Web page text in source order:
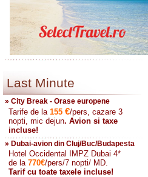
Last Minute
» City Break - Orase europene
Tarife de la 155 €/pers, cazare 3
nopti, mic dejun. Avion si taxe
incluse!
» Dubai-avion din Cluj/Buc/Budapesta
Hotel Occidental IMPZ Dubai 4*
de la 770€/pers/7 nopti/ MD.
Tarif cu toate taxele incluse!